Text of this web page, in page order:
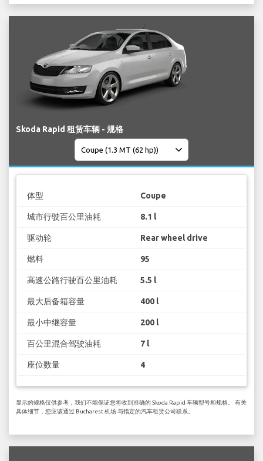
Skoda Rapid 租赁车辆 - 规格
体型 Coupe
城市行驶百公里油耗 8.1 l
驱动轮 Rear wheel drive
燃料 95
高速公路行驶百公里油耗 5.5 l
最大后备箱容量 400 l
最小中继容量 200 l
百公里混合驾驶油耗 7 l
座位数量 4
显示的规格仅供参考，我们不能保证您将收到准确的 Skoda Rapid 车辆型号和规格。 有关
具体细节，您应该通过 Bucharest 机场 与指定的汽车租赁公司联系。